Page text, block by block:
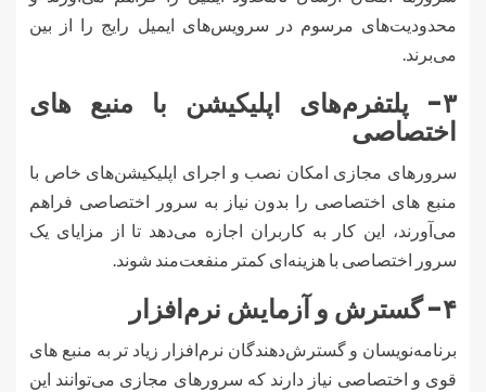
محدودیت‌های مرسوم در سرویس‌های ایمیل رایج را از بین
می‌برند.
۳- پلتفرم‌های اپلیکیشن با منبع های
اختصاصی
سرورهای مجازی امکان نصب و اجرای اپلیکیشن‌های خاص با
منبع های اختصاصی را بدون نیاز به سرور اختصاصی فراهم
می‌آورند، این کار به کاربران اجازه می‌دهد تا از مزایای یک
سرور اختصاصی با هزینه‌ای کمتر منفعت‌مند شوند.
۴- گسترش و آزمایش نرم‌افزار
برنامه‌نویسان و گسترش‌دهندگان نرم‌افزار زیاد تر به منبع های
قوی و اختصاصی نیاز دارند که سرورهای مجازی می‌توانند این